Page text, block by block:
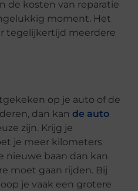
de kosten van reparatie
moment. Het
tegelijkertijd meerdere
op je auto of de
dan kande auto
zijn. Krijg je
je meer kilometers
nieuwe baan dan kan
moet gaan rijden. Bij
je vaak een grotere